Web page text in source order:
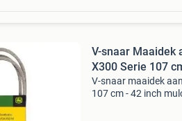
V-snaar Maaidek
X300 Serie 107
V-snaar maaidek
107 cm - 42 inch